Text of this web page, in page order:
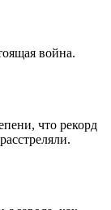
война.
что рекорд